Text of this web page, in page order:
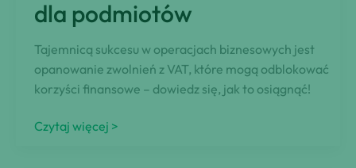
najlepszą
biznesową?
dla podmiotów
Tajemnicą sukcesu w operacjach biznesowych jest
opanowanie zwolnień z VAT, które mogą odblokować
korzyści finansowe – dowiedz się, jak to osiągnąć!
Odblokowanie
Czytaj więcej >